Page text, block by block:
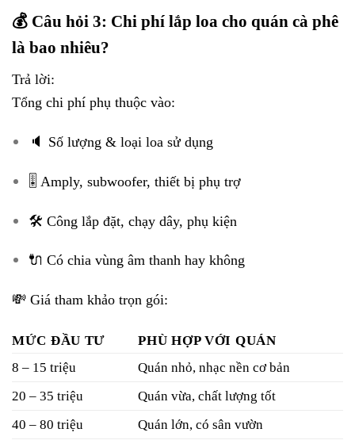
💰 Câu hỏi 3: Chi phí lắp loa cho quán cà phê
là bao nhiêu?
Trả lời:
Tổng chi phí phụ thuộc vào:
🔈 Số lượng & loại loa sử dụng
🎚️ Amply, subwoofer, thiết bị phụ trợ
🛠️ Công lắp đặt, chạy dây, phụ kiện
🔌 Có chia vùng âm thanh hay không
💸 Giá tham khảo trọn gói:
MỨC ĐẦU TƯ
PHÙ HỢP VỚI QUÁN
8 – 15 triệu
Quán nhỏ, nhạc nền cơ bản
20 – 35 triệu
Quán vừa, chất lượng tốt
40 – 80 triệu
Quán lớn, có sân vườn